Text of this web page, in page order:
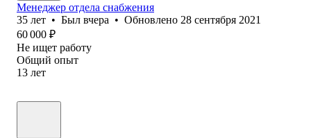
Менеджер отдела снабжения
35 лет • Был вчера • Обновлено 28 сентября 2021
60 000 ₽
Не ищет работу
Общий опыт
13 лет